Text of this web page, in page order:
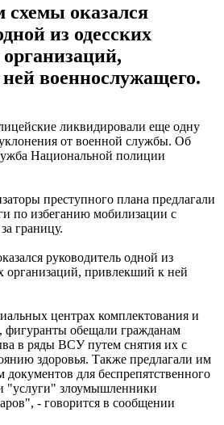
схемы оказался
из одесских
военнослужащего.
ликвидировали еще одну
от военной службы. Об
Национальной полиции
преступного плана предлагали
по избеганию мобилизации с
границу.
руководитель одной из
организаций, привлекший к ней
центрах комплектования и
фигуранты обещали гражданам
в ряды ВСУ путем снятия их с
здоровья. Также предлагали им
документов для беспрепятственного
"услуги" злоумышленники
- говорится в сообщении